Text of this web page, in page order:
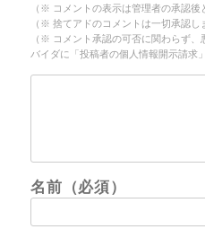
（※ コメントの表示は管理者の承認後
（※ 捨てアドのコメントは一切承認し
（※ コメント承認の可否に関わらず
バイダに「投稿者の個人情報開示請求
名前（必須）